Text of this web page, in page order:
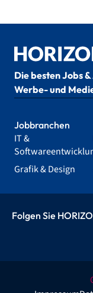
Die besten Jobs
Werbe- und
Jobbranchen
IT &
Grafik & Design
Folgen Sie